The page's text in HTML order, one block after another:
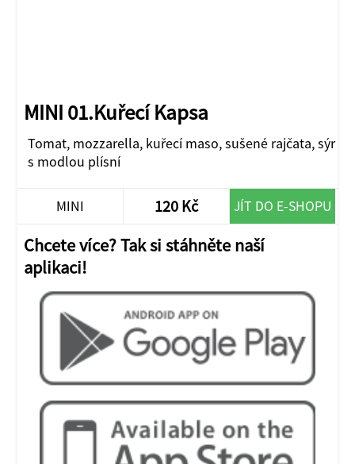
MINI 01.Kuřecí Kapsa
Tomat, mozzarella, kuřecí maso, sušené rajčata, sýr
s modlou plísní
MINI 120 Kč JÍT DO E-SHOPU
Chcete více? Tak si stáhněte naší
aplikaci!